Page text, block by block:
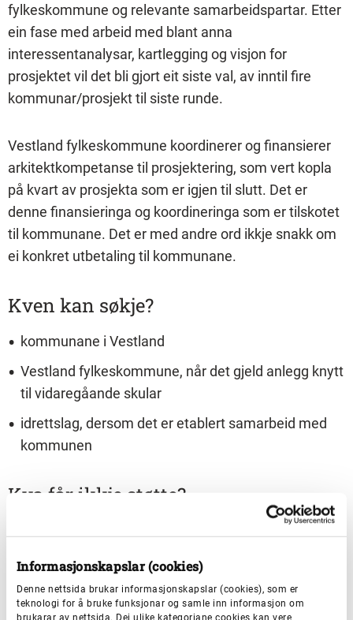
Informasjonskapslar (cookies)
Denne nettsida brukar informasjonskapslar (cookies), som er
teknologi for å bruke funksjonar og samle inn informasjon om
brukarar av nettsida. Dei ulike kategoriane cookies kan vere
fylkeskommune og relevante samarbeidspartar. Etter
ein fase med arbeid med blant anna
interessentanalysar, kartlegging og visjon for
prosjektet vil det bli gjort eit siste val, av inntil fire
kommunar/prosjekt til siste runde.
Vestland fylkeskommune koordinerer og finansierer
arkitektkompetanse til prosjektering, som vert kopla
på kvart av prosjekta som er igjen til slutt. Det er
denne finansieringa og koordineringa som er tilskotet
til kommunane. Det er med andre ord ikkje snakk om
ei konkret utbetaling til kommunane.
Kven kan søkje?
kommunane i Vestland
Vestland fylkeskommune, når det gjeld anlegg knytt
til vidaregåande skular
idrettslag, dersom det er etablert samarbeid med
kommunen
Kva får ikkje støtte?
detaljprosjektering – byggeklare teikningar
realisering av bygget/ byggekostnadar